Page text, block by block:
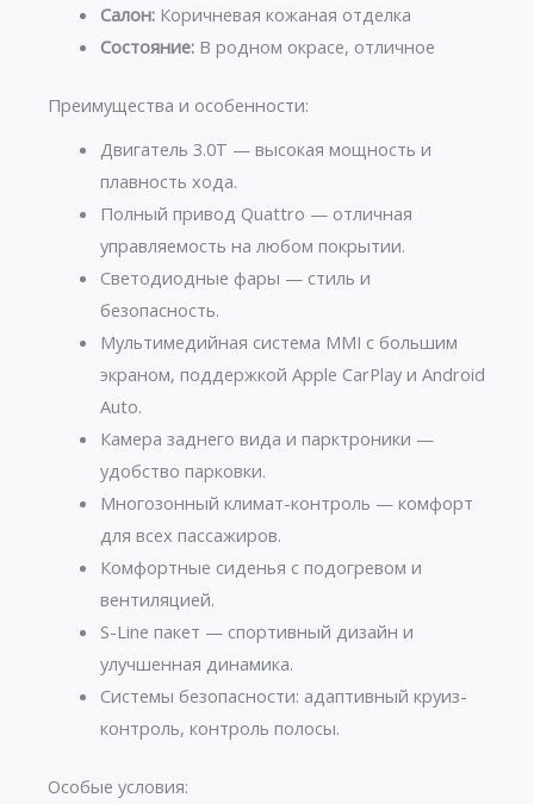
Салон:Коричневая кожаная отделка
Состояние:В родном окрасе, отличное
Преимущества и особенности:
Двигатель 3.0T — высокая мощность и
плавность хода.
Полный привод Quattro — отличная
управляемость на любом покрытии.
Светодиодные фары — стиль и
безопасность.
Мультимедийная система MMI с большим
экраном, поддержкой Apple CarPlay и Android
Auto.
Камера заднего вида и парктроники —
удобство парковки.
Многозонный климат-контроль — комфорт
для всех пассажиров.
Комфортные сиденья с подогревом и
вентиляцией.
S-Line пакет — спортивный дизайн и
улучшенная динамика.
Системы безопасности: адаптивный круиз-
контроль, контроль полосы.
Особые условия: